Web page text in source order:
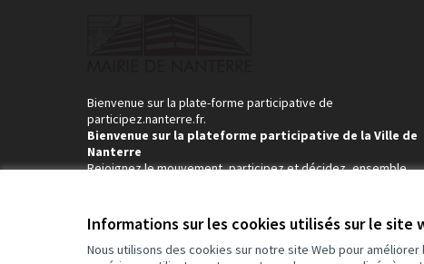
Informations sur les cookies utilisés sur le site
Nous utilisons des cookies sur notre site Web pour
Bienvenue sur la plate-forme participative de
participez.nanterre.fr.
Bienvenue sur la plateforme participative de la Ville de
Nanterre
Rejoignez le mouvement, participez et décidez, ensemble.
Conditions d'utilisationParamètres des cookies